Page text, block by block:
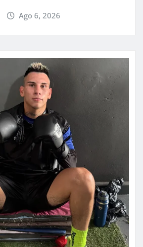
Ago 6, 2026